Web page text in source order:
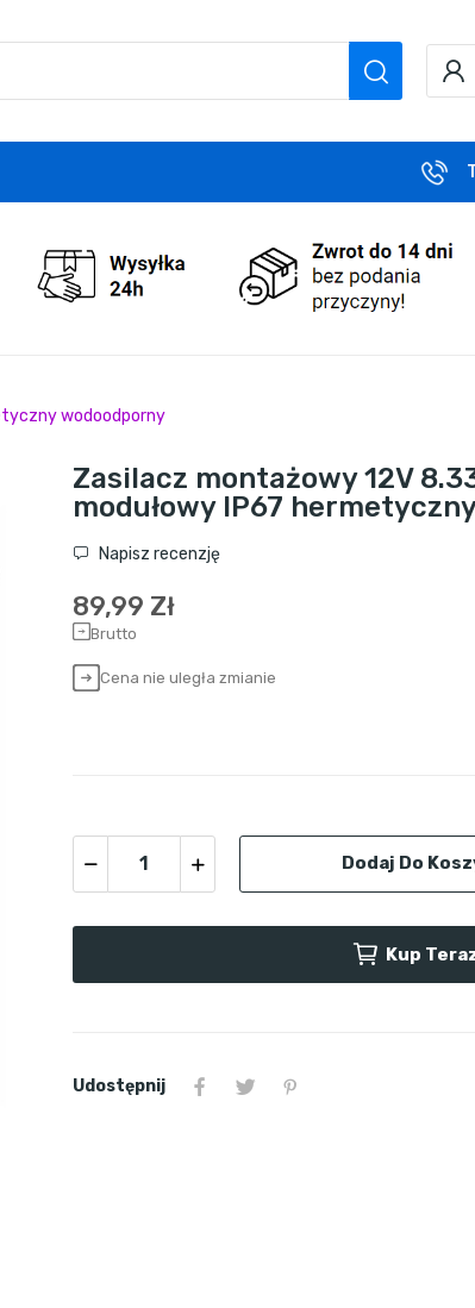
wodoodporny
Zasilacz montażowy 12V
modułowy IP67
Napisz recenzję
89,99 Zł
Brutto
Cena nie uległa zmianie
Dodaj Do
Kup
Udostępnij